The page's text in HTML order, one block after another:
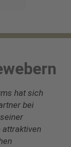
hat sich
bei
attraktiven